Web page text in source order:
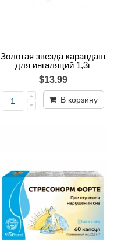
Золотая звезда карандаш
для ингаляций 1,3г
$13.99
В корзину